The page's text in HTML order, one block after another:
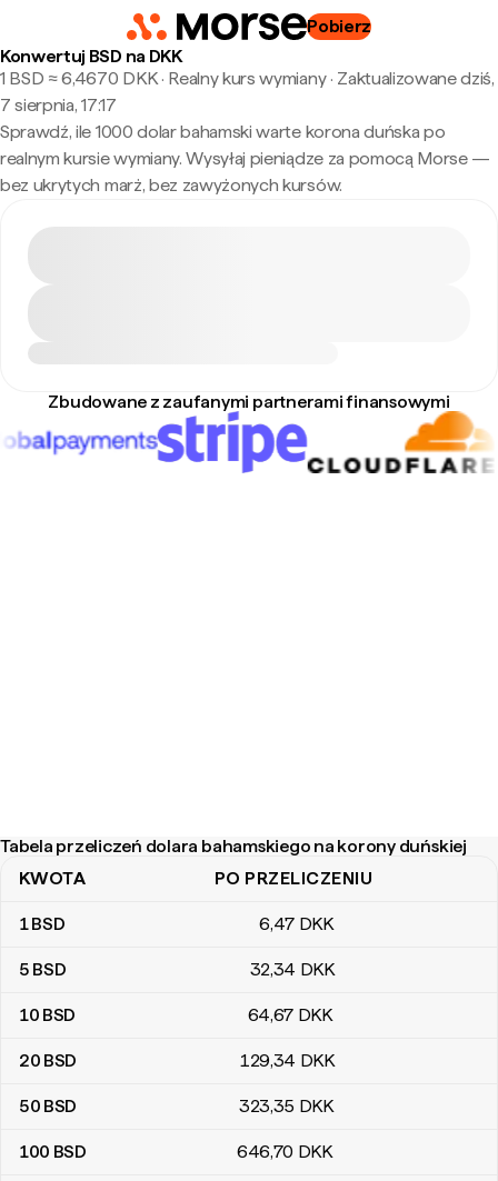
Pobierz
Konwertuj BSD na DKK
1 BSD ≈ 6,4670 DKK · Realny kurs wymiany· Zaktualizowane dziś,
7 sierpnia, 17:17
Sprawdź, ile 1000 dolar bahamski warte korona duńska po
realnym kursie wymiany. Wysyłaj pieniądze za pomocą Morse —
bez ukrytych marż, bez zawyżonych kursów.
Zbudowane z zaufanymi partnerami finansowymi
Tabela przeliczeń dolara bahamskiego na korony duńskiej
Tabela przeliczeń dolara bahamskiego na korony duńskiej
KWOTA PO PRZELICZENIU
1BSD 6,47 DKK
5 BSD 32,34 DKK
10 BSD 64,67 DKK
20 BSD 129,34 DKK
50 BSD 323,35 DKK
100 BSD 646,70 DKK